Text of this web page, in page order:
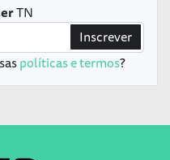
TN
políticas e termos?
Inscrever